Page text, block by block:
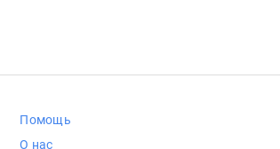
Помощь
О нас